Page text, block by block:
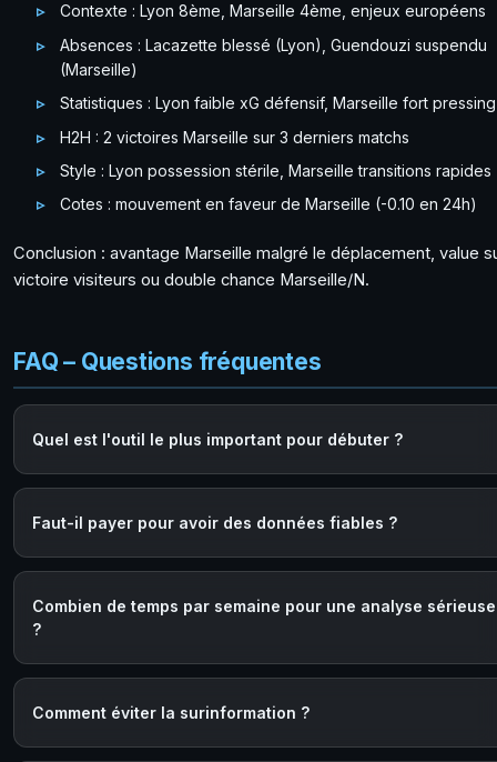
Contexte : Lyon 8ème, Marseille 4ème, enjeux européens
Absences : Lacazette blessé (Lyon), Guendouzi suspendu
(Marseille)
Statistiques : Lyon faible xG défensif, Marseille fort pressing
H2H : 2 victoires Marseille sur 3 derniers matchs
Style : Lyon possession stérile, Marseille transitions rapides
Cotes : mouvement en faveur de Marseille (-0.10 en 24h)
Conclusion : avantage Marseille malgré le déplacement, value
victoire visiteurs ou double chance Marseille/N.
FAQ – Questions fréquentes
Quel est l'outil le plus important pour débuter ?
Faut-il payer pour avoir des données fiables ?
Combien de temps par semaine pour une analyse sérieuse
?
Comment éviter la surinformation ?